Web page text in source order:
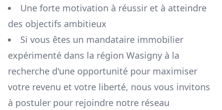
Une forte motivation à réussir et à atteindre
des objectifs ambitieux
Si vous êtes un mandataire immobilier
expérimenté dans la région Wasigny à la
recherche d'une opportunité pour maximiser
votre revenu et votre liberté, nous vous invitons
à postuler pour rejoindre notre réseau